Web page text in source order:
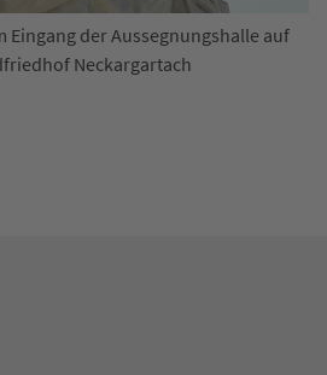
Eingang der Aussegnungshalle auf
Neckargartach